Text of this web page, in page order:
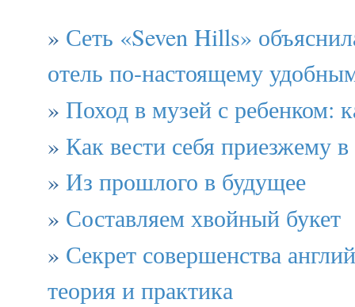
» Сеть «Seven Hills»
отель по-настоящему
» Поход в музей с ребенком:
» Как вести себя приезжему в
» Из прошлого в будущее
» Составляем хвойный букет
» Секрет совершенства
теория и практика